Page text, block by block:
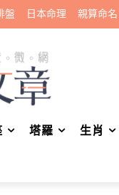
盤 日本命理 親算命名
塔羅 生肖